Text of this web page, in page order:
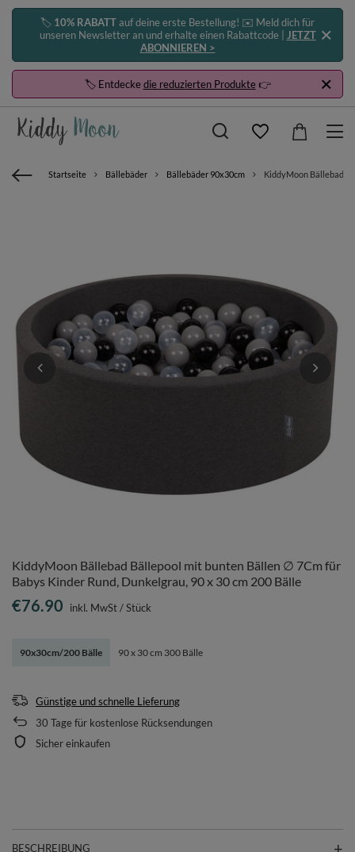
🏷️ 10% RABATTauf deine erste Bestellung! ✉️ Meld dich für
unseren Newsletter an und erhalte einen Rabattcode | JETZT
ABONNIEREN >
🏷️ Entdeckedie reduzierten Produkte👉
Startseite Bällebäder Bällebäder 90x30cm KiddyMoon Bällebad
KiddyMoon Bällebad Bällepool mit bunten Bällen ∅ 7Cm für
Babys Kinder Rund, Dunkelgrau, 90 x 30 cm 200 Bälle
90x30cm/200 Bälle 90 x 30 cm 300 Bälle
€76.90 inkl. MwSt/Stück
Günstige und schnelle Lieferung
30 Tage für kostenlose Rücksendungen
Sicher einkaufen
BESCHREIBUNG